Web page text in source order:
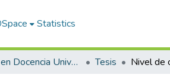
Statistics
Maestría en Docencia Universitaria y Gestión Educativa Tesis